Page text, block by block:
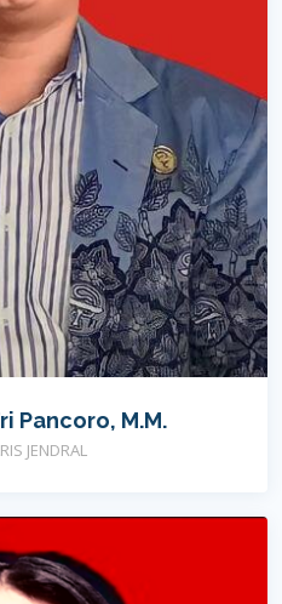
Pancoro, M.M.
JENDRAL